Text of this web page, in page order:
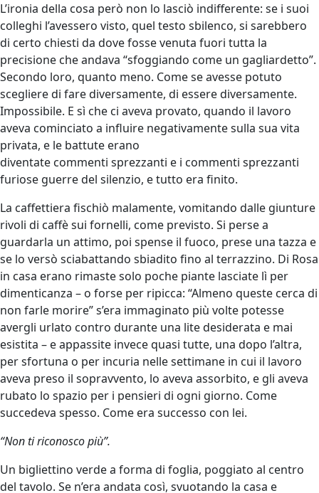
L’ironia della cosa però non lo lasciò indifferente: se i suoi
colleghi l’avessero visto, quel testo sbilenco, si sarebbero
di certo chiesti da dove fosse venuta fuori tutta la
precisione che andava “sfoggiando come un gagliardetto”.
Secondo loro, quanto meno. Come se avesse potuto
scegliere di fare diversamente, di essere diversamente.
Impossibile. E sì che ci aveva provato, quando il lavoro
aveva cominciato a influire negativamente sulla sua vita
privata, e le battute erano
diventate commenti sprezzanti e i commenti sprezzanti
furiose guerre del silenzio, e tutto era finito.
La caffettiera fischiò malamente, vomitando dalle giunture
rivoli di caffè sui fornelli, come previsto. Si perse a
guardarla un attimo, poi spense il fuoco, prese una tazza e
se lo versò sciabattando sbiadito fino al terrazzino. Di Rosa
in casa erano rimaste solo poche piante lasciate lì per
dimenticanza – o forse per ripicca: “Almeno queste cerca di
non farle morire” s’era immaginato più volte potesse
avergli urlato contro durante una lite desiderata e mai
esistita – e appassite invece quasi tutte, una dopo l’altra,
per sfortuna o per incuria nelle settimane in cui il lavoro
aveva preso il sopravvento, lo aveva assorbito, e gli aveva
rubato lo spazio per i pensieri di ogni giorno. Come
succedeva spesso. Come era successo con lei.
“Non ti riconosco più”.
Un bigliettino verde a forma di foglia, poggiato al centro
del tavolo. Se n’era andata così, svuotando la casa e